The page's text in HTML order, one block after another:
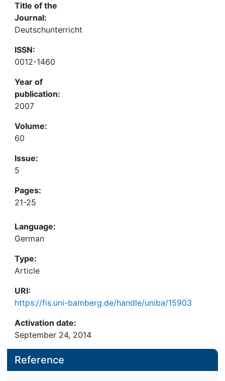
Title of the
Journal:
Deutschunterricht
ISSN:
0012-1460
Year of
publication:
2007
Volume:
60
Issue:
5
Pages:
21-25
Language:
German
Type:
Article
URI:
https://fis.uni-bamberg.de/handle/uniba/15903
Activation date:
September 24, 2014
Reference